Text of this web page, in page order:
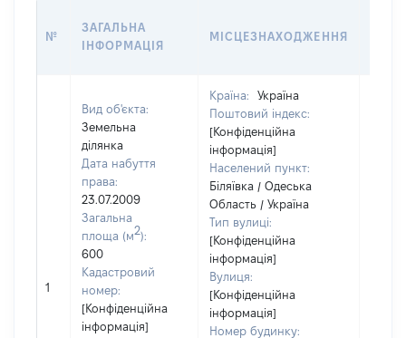
№
ЗАГАЛЬНА
ІНФОРМАЦІЯ
МІСЦЕЗНАХОДЖЕННЯ
1
Вид об'єкта:
Земельна
ділянка
Дата набуття
права:
23.07.2009
Загальна
площа (м2):
600
Кадастровий
номер:
[Конфіденційна
інформація]
Країна:
Україна
Поштовий індекс:
[Конфіденційна
інформація]
Населений пункт:
Біляївка / Одеська
Область / Україна
Тип вулиці:
[Конфіденційна
інформація]
Вулиця:
[Конфіденційна
інформація]
Номер будинку: